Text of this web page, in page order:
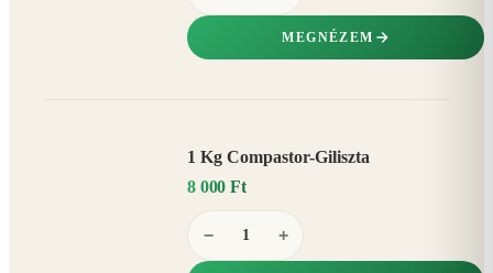
MEGNÉZEM
1 Kg Compastor-Giliszta
8 000 Ft
− +